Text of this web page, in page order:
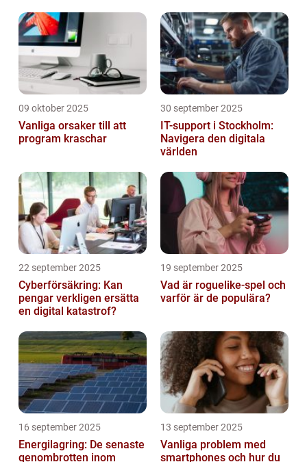
09 oktober 2025
Vanliga orsaker till att
program kraschar
30 september 2025
IT-support i Stockholm:
Navigera den digitala
världen
22 september 2025
Cyberförsäkring: Kan
pengar verkligen ersätta
en digital katastrof?
19 september 2025
Vad är roguelike-spel och
varför är de populära?
16 september 2025
Energilagring: De senaste
genombrotten inom
13 september 2025
Vanliga problem med
smartphones och hur du